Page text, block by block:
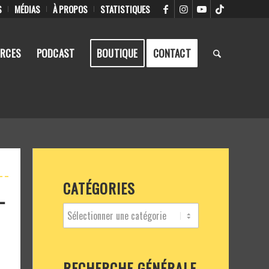
MÉDIAS À PROPOS STATISTIQUES
PODCAST BOUTIQUE CONTACT
CATÉGORIES